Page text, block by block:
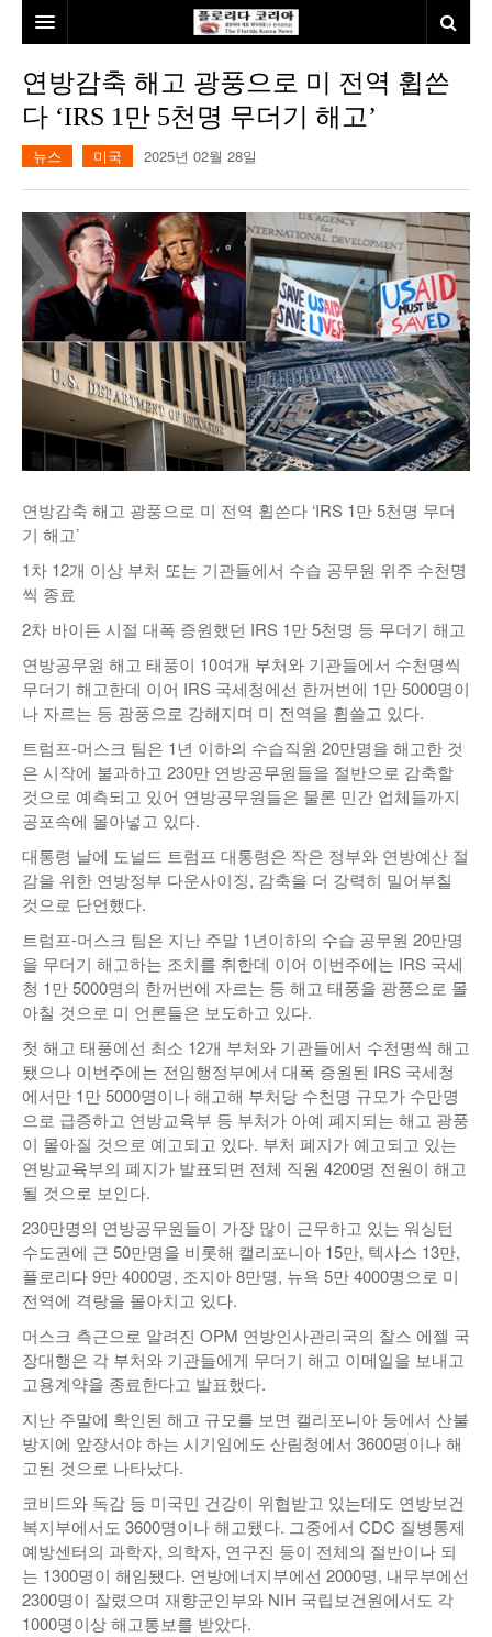
본사소개
뉴스
미국
발행인칼럼
김명열칼럼
이명덕칼럼
김선옥칼럼
김원동칼럼
건강
본보특집
100인선/독자광장
100인선
독자광장
여행
인근여행지
놀이공원
낚시/비치
골프
인터뷰/탐방
연방감축 해고 광풍으로 미 전역 휩쓴
다 ‘IRS 1만 5천명 무더기 해고’
뉴스 미국 2025년 02월 28일
연방감축 해고 광풍으로 미 전역 휩쓴다 ‘IRS 1만 5천명 무더
기 해고’
1차 12개 이상 부처 또는 기관들에서 수습 공무원 위주 수천명
씩 종료
2차 바이든 시절 대폭 증원했던 IRS 1만 5천명 등 무더기 해고
연방공무원 해고 태풍이 10여개 부처와 기관들에서 수천명씩
무더기 해고한데 이어 IRS 국세청에선 한꺼번에 1만 5000명이
나 자르는 등 광풍으로 강해지며 미 전역을 휩쓸고 있다.
트럼프-머스크 팀은 1년 이하의 수습직원 20만명을 해고한 것
은 시작에 불과하고 230만 연방공무원들을 절반으로 감축할
것으로 예측되고 있어 연방공무원들은 물론 민간 업체들까지
공포속에 몰아넣고 있다.
대통령 날에 도널드 트럼프 대통령은 작은 정부와 연방예산 절
감을 위한 연방정부 다운사이징, 감축을 더 강력히 밀어부칠
것으로 단언했다.
트럼프-머스크 팀은 지난 주말 1년이하의 수습 공무원 20만명
을 무더기 해고하는 조치를 취한데 이어 이번주에는 IRS 국세
청 1만 5000명의 한꺼번에 자르는 등 해고 태풍을 광풍으로 몰
아칠 것으로 미 언론들은 보도하고 있다.
첫 해고 태풍에선 최소 12개 부처와 기관들에서 수천명씩 해고
됐으나 이번주에는 전임행정부에서 대폭 증원된 IRS 국세청
에서만 1만 5000명이나 해고해 부처당 수천명 규모가 수만명
으로 급증하고 연방교육부 등 부처가 아예 폐지되는 해고 광풍
이 몰아질 것으로 예고되고 있다. 부처 폐지가 예고되고 있는
연방교육부의 폐지가 발표되면 전체 직원 4200명 전원이 해고
될 것으로 보인다.
230만명의 연방공무원들이 가장 많이 근무하고 있는 워싱턴
수도권에 근 50만명을 비롯해 캘리포니아 15만, 텍사스 13만,
플로리다 9만 4000명, 조지아 8만명, 뉴욕 5만 4000명으로 미
전역에 격랑을 몰아치고 있다.
머스크 측근으로 알려진 OPM 연방인사관리국의 찰스 에젤 국
장대행은 각 부처와 기관들에게 무더기 해고 이메일을 보내고
고용계약을 종료한다고 발표했다.
지난 주말에 확인된 해고 규모를 보면 캘리포니아 등에서 산불
방지에 앞장서야 하는 시기임에도 산림청에서 3600명이나 해
고된 것으로 나타났다.
코비드와 독감 등 미국민 건강이 위협받고 있는데도 연방보건
복지부에서도 3600명이나 해고됐다. 그중에서 CDC 질병통제
예방센터의 과학자, 의학자, 연구진 등이 전체의 절반이나 되
는 1300명이 해임됐다. 연방에너지부에선 2000명, 내무부에선
2300명이 잘렸으며 재향군인부와 NIH 국립보건원에서도 각
1000명이상 해고통보를 받았다.